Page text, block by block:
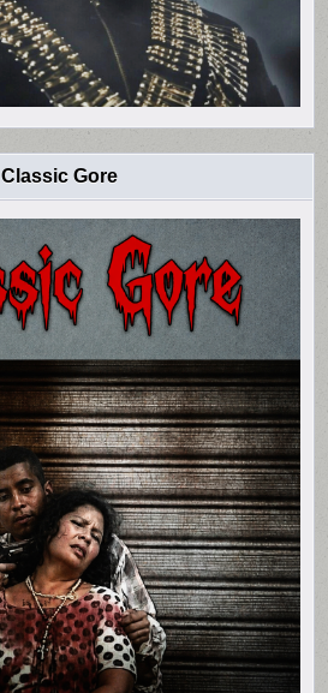
Classic Gore